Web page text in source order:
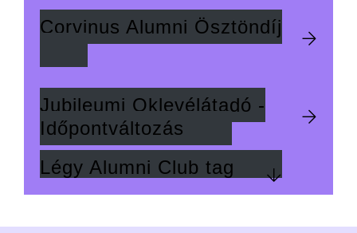
Corvinus Alumni Ösztöndíj
Jubileumi Oklevélátadó -
Időpontváltozás
Légy Alumni Club tag